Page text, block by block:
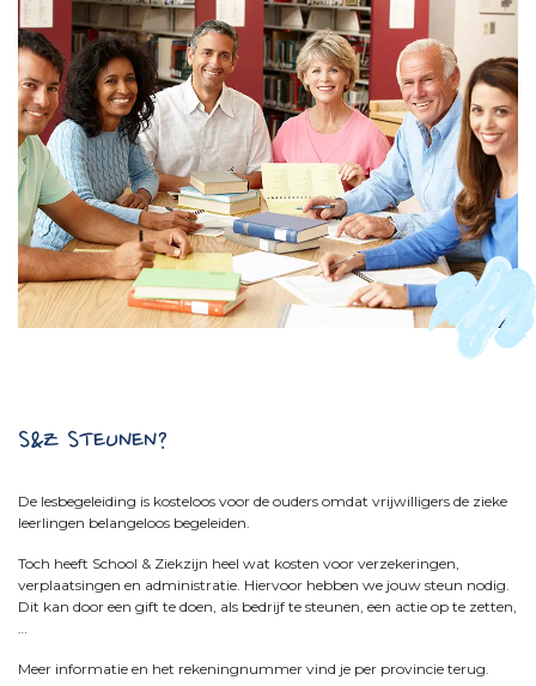
S&Z STEUNEN?
De lesbegeleiding is kosteloos voor de ouders omdat vrijwilligers de zieke
leerlingen belangeloos begeleiden.
Toch heeft School & Ziekzijn heel wat kosten voor verzekeringen,
verplaatsingen en administratie. Hiervoor hebben we jouw steun nodig.
Dit kan door een gift te doen, als bedrijf te steunen, een actie op te zetten,
Meer informatie en het rekeningnummer vind je per provincie terug.